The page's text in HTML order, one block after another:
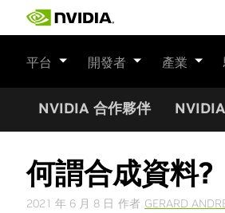
平台 開發者 產業
NVIDIA 合作夥伴
何謂合成資料?
2021 年 6 月 8 日 作者 GERARD